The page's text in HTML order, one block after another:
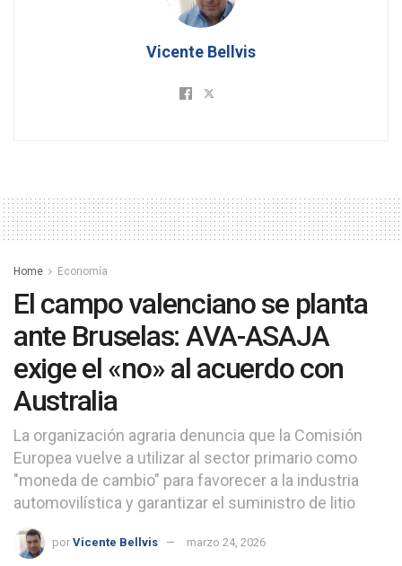
Vicente Bellvis
Home Economía
El campo valenciano se planta
ante Bruselas: AVA-ASAJA
exige el «no» al acuerdo con
Australia
La organización agraria denuncia que la Comisión
Europea vuelve a utilizar al sector primario como
"moneda de cambio" para favorecer a la industria
automovilística y garantizar el suministro de litio
por Vicente Bellvis marzo 24, 2026